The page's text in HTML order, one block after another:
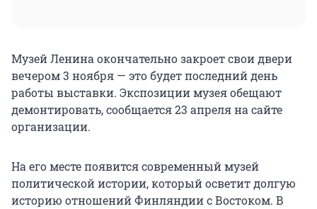
Музей Ленина окончательно закроет свои двери
вечером 3 ноября — это будет последний день
работы выставки. Экспозиции музея обещают
демонтировать, сообщается 23 апреля на сайте
организации.
На его месте появится современный музей
политической истории, который осветит долгую
историю отношений Финляндии с Востоком. В